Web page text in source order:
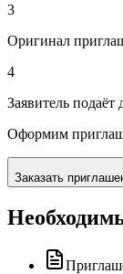
3
Оригинал
4
Заявитель
Оформим
Заказать